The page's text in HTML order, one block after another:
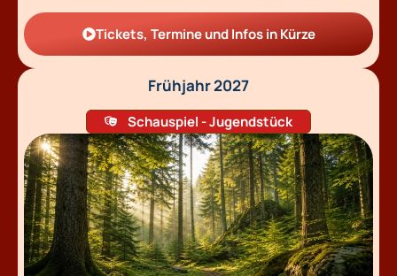
Tickets, Termine und Infos in Kürze
Frühjahr 2027
Schauspiel - Jugendstück